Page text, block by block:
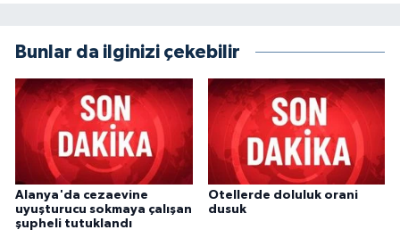
Bunlar da ilginizi çekebilir
Alanya'da cezaevine
uyuşturucu sokmaya çalışan
şupheli tutuklandı
Otellerde doluluk orani
dusuk